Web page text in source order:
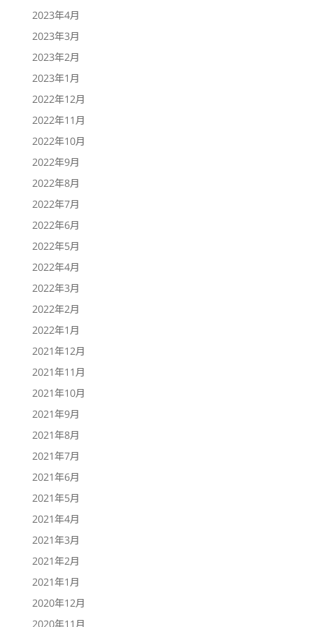
2023年4月
2023年3月
2023年2月
2023年1月
2022年12月
2022年11月
2022年10月
2022年9月
2022年8月
2022年7月
2022年6月
2022年5月
2022年4月
2022年3月
2022年2月
2022年1月
2021年12月
2021年11月
2021年10月
2021年9月
2021年8月
2021年7月
2021年6月
2021年5月
2021年4月
2021年3月
2021年2月
2021年1月
2020年12月
2020年11月